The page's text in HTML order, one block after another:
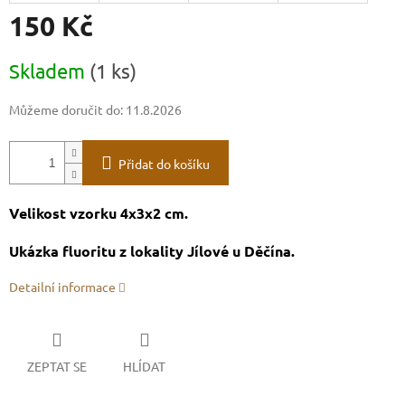
150 Kč
cena:
Skladem (1 ks)
Můžeme doručit do: 11.8.2026
Přidat do košíku
Velikost vzorku 4x3x2 cm.
Ukázka fluoritu z lokality Jílové u Děčína.
Detailní informace
ZEPTAT SE HLÍDAT